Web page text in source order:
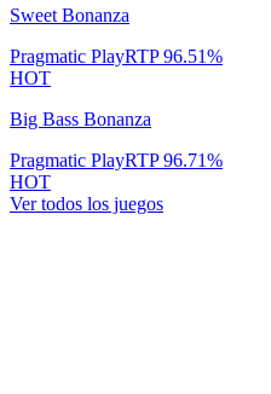
Sweet Bonanza
Pragmatic PlayRTP96.51%
HOT
Big Bass Bonanza
Pragmatic PlayRTP96.71%
HOT
Ver todos los juegos